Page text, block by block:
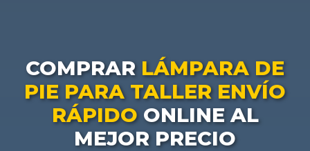
COMPRAR LÁMPARA DE
PIE PARA TALLER ENVÍO
RÁPIDOONLINE AL
MEJOR PRECIO